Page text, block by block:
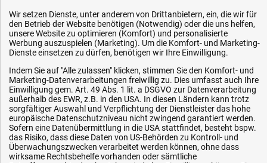
Service
AGB / Widerrufsrecht
Datenschutz
Karriere
OEM-Ersatzteile
Technik-Hilfe
Downloads
Kontakt
Wir setzen Dienste, unter anderem von Drittanbietern, ein, die wir für
den Betrieb der Website benötigen (Notwendig) oder die uns helfen,
unsere Website zu optimieren (Komfort) und personalisierte
Werbung auszuspielen (Marketing). Um die Komfort- und Marketing-
Dienste einsetzen zu dürfen, benötigen wir Ihre Einwilligung.
Indem Sie auf "Alle zulassen" klicken, stimmen Sie den Komfort- und
Marketing-Datenverarbeitungen freiwillig zu. Dies umfasst auch Ihre
Einwilligung gem. Art. 49 Abs. 1 lit. a DSGVO zur Datenverarbeitung
außerhalb des EWR, z.B. in den USA. In diesen Ländern kann trotz
sorgfältiger Auswahl und Verpflichtung der Dienstleister das hohe
europäische Datenschutzniveau nicht zwingend garantiert werden.
Sofern eine Datenübermittlung in die USA stattfindet, besteht bspw.
das Risiko, dass diese Daten von US-Behörden zu Kontroll- und
Überwachungszwecken verarbeitet werden können, ohne dass
wirksame Rechtsbehelfe vorhanden oder sämtliche